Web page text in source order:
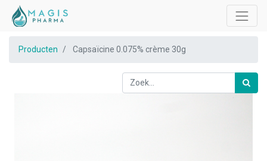
Producten Capsaïcine 0.075% crème 30g